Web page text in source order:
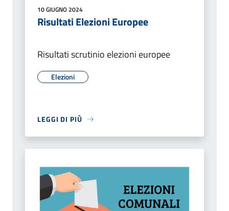
10 GIUGNO 2024
Risultati Elezioni Europee
Risultati scrutinio elezioni europee
Elezioni
LEGGI DI PIÙ